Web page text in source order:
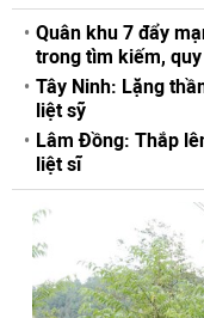
Quân khu 7 đẩy
trong tìm kiếm,
Tây Ninh: Lặng
liệt sỹ
Lâm Đồng: Thắp
liệt sĩ